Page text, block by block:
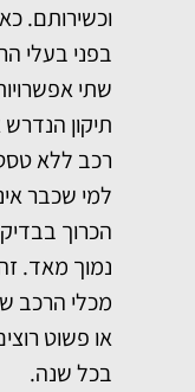
וכשירותם.
בפני בעלי
שתי
תיקון
רכב ללא
למי שכבר
הכרוך
נמוך מאד.
מכלי הרכב
או פשוט
בכל שנה.